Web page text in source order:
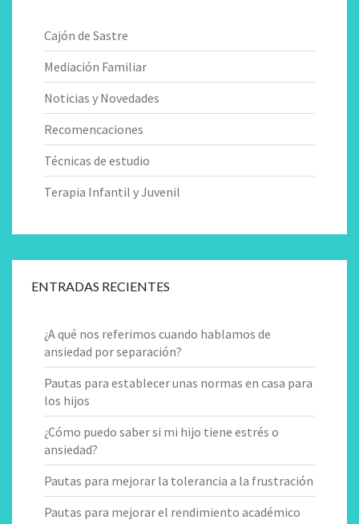
Cajón de Sastre
Mediación Familiar
Noticias y Novedades
Recomencaciones
Técnicas de estudio
Terapia Infantil y Juvenil
ENTRADAS RECIENTES
¿A qué nos referimos cuando hablamos de
ansiedad por separación?
Pautas para establecer unas normas en casa para
los hijos
¿Cómo puedo saber si mi hijo tiene estrés o
ansiedad?
Pautas para mejorar la tolerancia a la frustración
Pautas para mejorar el rendimiento académico